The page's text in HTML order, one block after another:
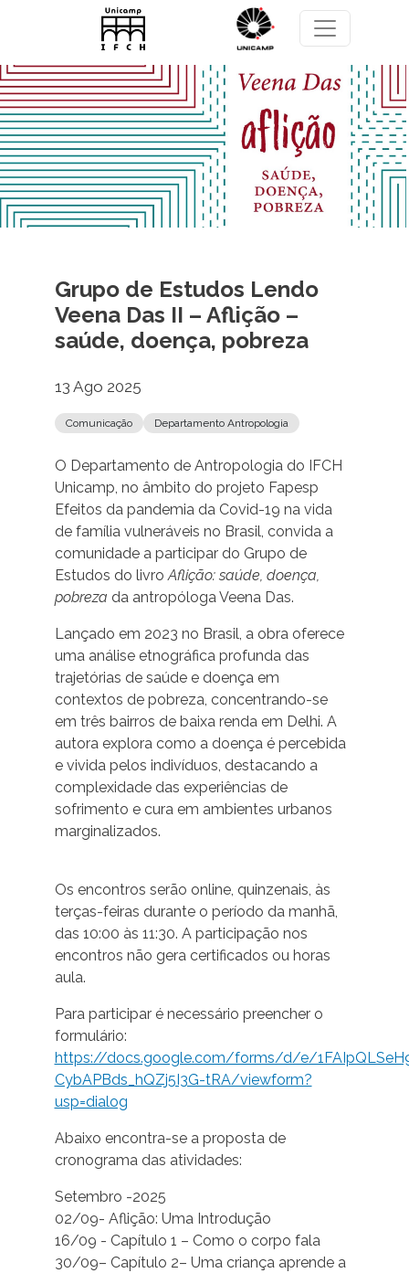
Pular para o conteúdo principal
Grupo de Estudos Lendo
Veena Das II – Aflição –
saúde, doença, pobreza
13 Ago 2025
Comunicação Departamento Antropologia
O Departamento de Antropologia do IFCH
Unicamp, no âmbito do projeto Fapesp
Efeitos da pandemia da Covid-19 na vida
de família vulneráveis no Brasil, convida a
comunidade a participar do Grupo de
Estudos do livroAflição: saúde, doença,
pobreza da antropóloga Veena Das.
Lançado em 2023 no Brasil, a obra oferece
uma análise etnográfica profunda das
trajetórias de saúde e doença em
contextos de pobreza, concentrando-se
em três bairros de baixa renda em Delhi. A
autora explora como a doença é percebida
e vivida pelos indivíduos, destacando a
complexidade das experiências de
sofrimento e cura em ambientes urbanos
marginalizados.
Os encontros serão online, quinzenais, às
terças-feiras durante o período da manhã,
das 10:00 às 11:30. A participação nos
encontros não gera certificados ou horas
aula.
Para participar é necessário preencher o
formulário:
https://docs.google.com/forms/d/e/
CybAPBds_hQZj5I3G-tRA/viewform?
usp=dialog
Abaixo encontra-se a proposta de
cronograma das atividades:
Setembro -2025
02/09- Aflição: Uma Introdução
16/09 - Capítulo 1 – Como o corpo fala
30/09– Capítulo 2– Uma criança aprende a